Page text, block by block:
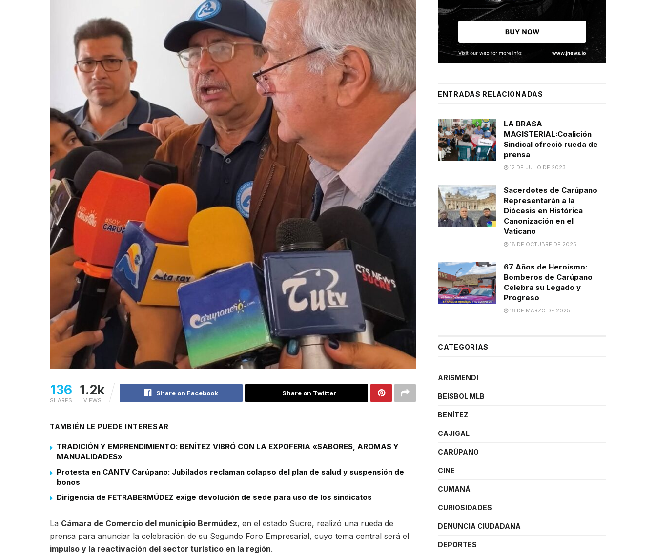
136
SHARES
1.2k
VIEWS
Share on Facebook Share on Twitter
TAMBIÉN LE PUEDE INTERESAR
TRADICIÓN Y EMPRENDIMIENTO: BENÍTEZ VIBRÓ CON LA EXPOFERIA «SABORES, AROMAS Y
MANUALIDADES»
Protesta en CANTV Carúpano: Jubilados reclaman colapso del plan de salud y suspensión de
bonos
Dirigencia de FETRABERMÚDEZ exige devolución de sede para uso de los sindicatos
La Cámara de Comercio del municipio Bermúdez, en el estado Sucre, realizó una rueda de
prensa para anunciar la celebración de su Segundo Foro Empresarial, cuyo tema central será el
impulso y la reactivación del sector turístico en la región.
ENTRADAS RELACIONADAS
LA BRASA
MAGISTERIAL:Coalición
Sindical ofreció rueda de
prensa
12 DE JULIO DE 2023
Sacerdotes de Carúpano
Representarán a la
Diócesis en Histórica
Canonización en el
Vaticano
18 DE OCTUBRE DE 2025
67 Años de Heroísmo:
Bomberos de Carúpano
Celebra su Legado y
Progreso
16 DE MARZO DE 2025
CATEGORIAS
ARISMENDI
BEISBOL MLB
BENÍTEZ
CAJIGAL
CARÚPANO
CINE
CUMANÁ
CURIOSIDADES
DENUNCIA CIUDADANA
DEPORTES